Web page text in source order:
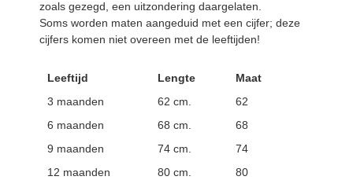
zoals gezegd, een uitzondering daargelaten.
Soms worden maten aangeduid met een cijfer; deze
cijfers komen niet overeen met de leeftijden!
Leeftijd Lengte
Maat
3 maanden
62 cm.
62
6 maanden
68 cm.
68
9 maanden
74 cm.
74
12 maanden
80 cm.
80